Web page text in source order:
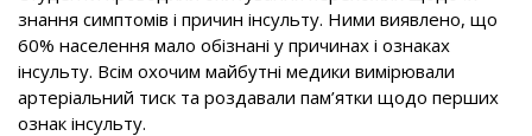
знання симптомів і причин інсульту. Ними виявлено, що
60% населення мало обізнані у причинах і ознаках
інсульту. Всім охочим майбутні медики вимірювали
артеріальний тиск та роздавали пам’ятки щодо перших
ознак інсульту.